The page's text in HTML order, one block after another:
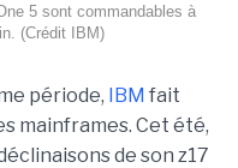
5 sont commandables à
(Crédit IBM)
période, IBM fait
mainframes. Cet été,
de son z17